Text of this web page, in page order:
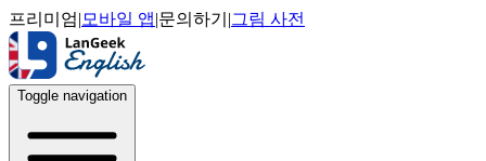
프리미엄| 모바일 앱|문의하기 |그림 사전
Toggle navigation